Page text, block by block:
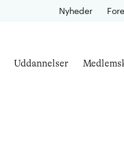
Nyheder
Uddannelser